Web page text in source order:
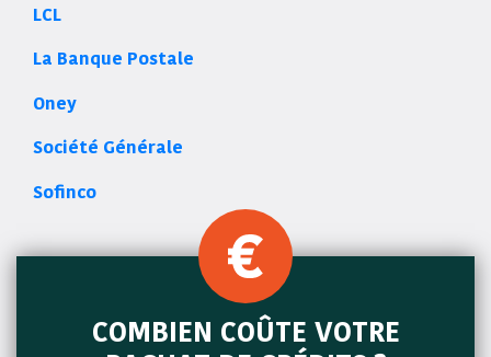
LCL
La Banque Postale
Oney
Société Générale
Sofinco
COMBIEN COÛTE VOTRE